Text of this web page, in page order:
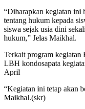
“Diharapkan kegiatan ini
tentang hukum kepada
siswa sejak usia dini
hukum,” Jelas Maikhal.
Terkait program kegiatan
LBH kondosapata
April
“Kegiatan ini tetap akan
Maikhal.(skr)